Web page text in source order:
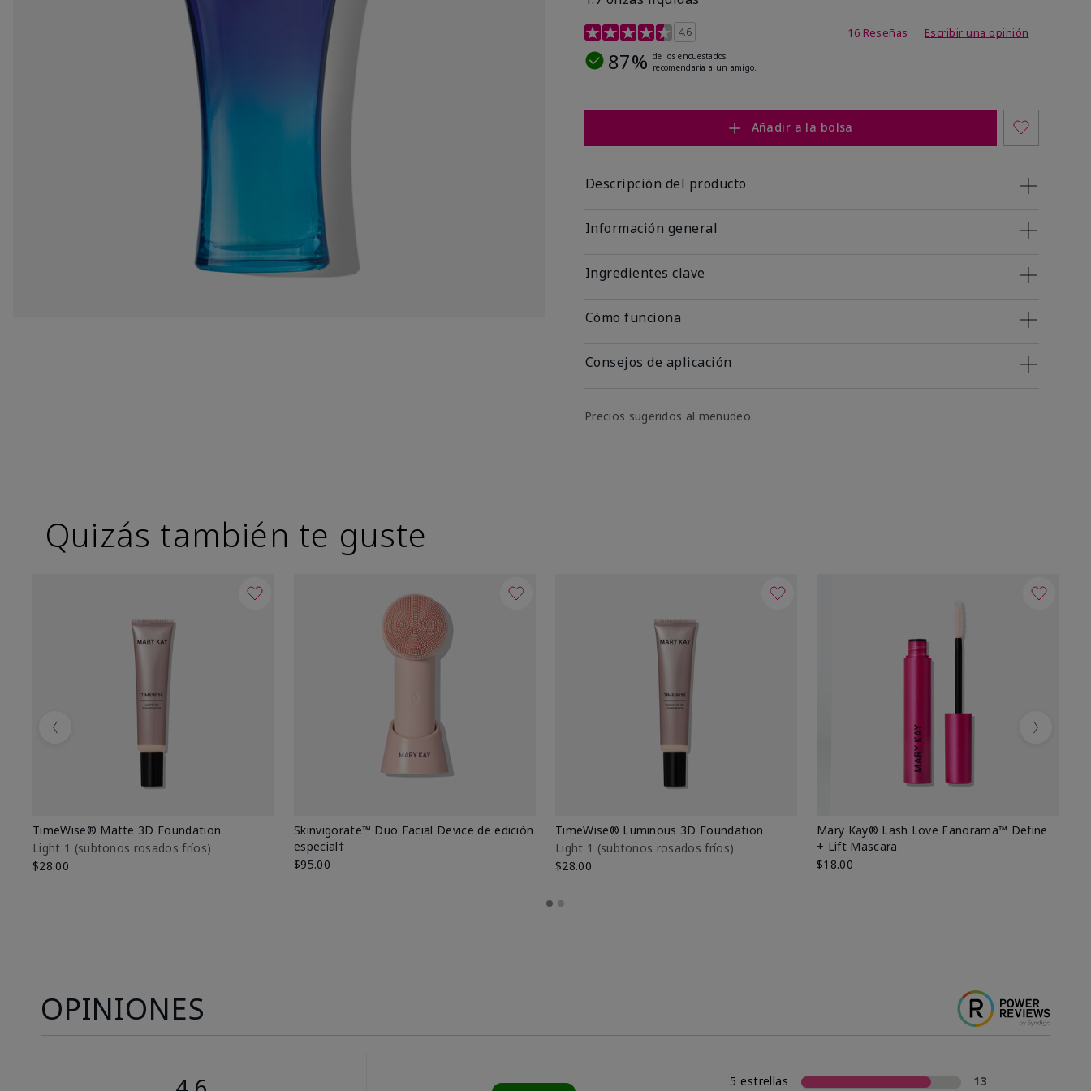
Calificación de clientes de 4,5 de 5
4.6 16 Reseñas Escribir una opinión
87% de los encuestados
recomendaría a un amigo.
Añadir a la bolsa
Descripción del producto
Información general
Ingredientes clave
Cómo funciona
Consejos de aplicación
Precios sugeridos al menudeo.
Quizás también te guste
TimeWise® Matte 3D Foundation
Light 1​ (subtonos rosados fríos)
$28.00
Skinvigorate™ Duo Facial Device de edición
especial†
$95.00
TimeWise® Luminous 3D Foundation
Light 1​ (subtonos rosados fríos)
$28.00
Mary Kay® Lash Love Fanorama™ Define
+ Lift Mascara
$18.00
Previous Next
OPINIONES
5 estrellas
13